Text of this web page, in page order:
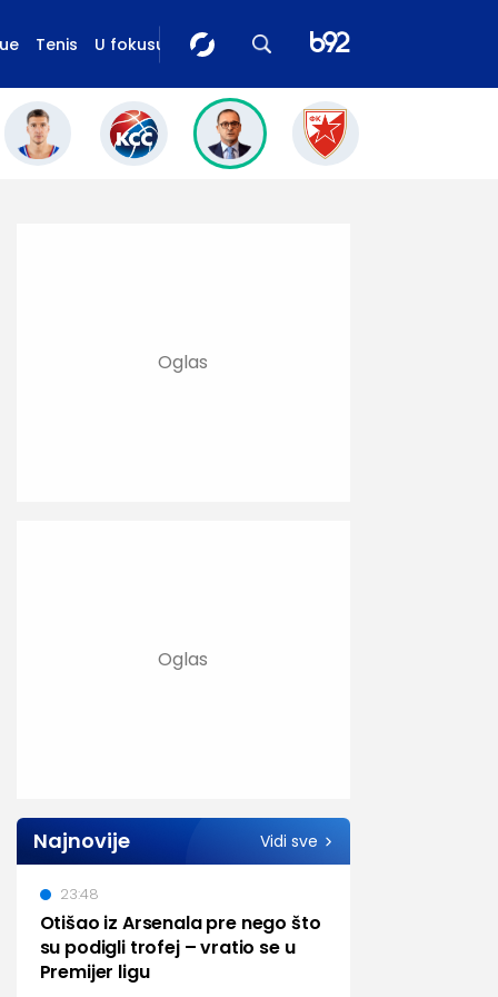
Tenis U fokusu
Najnovije Vidi sve
Otišao iz Arsenala pre nego što
su podigli trofej – vratio se u
Premijer ligu
23:48